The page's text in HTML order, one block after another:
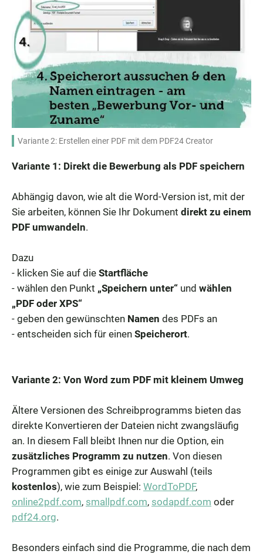
Variante 2: Erstellen einer PDF mit dem PDF24 Creator
Variante 1: Direkt die Bewerbung als PDF speichern
Abhängig davon, wie alt die Word-Version ist, mit der
Sie arbeiten, können Sie Ihr Dokument direkt zu einem
PDF umwandeln.
Dazu
- klicken Sie auf die Startfläche
- wählen den Punkt „Speichern unter“ und wählen
„PDF oder XPS“
- geben den gewünschten Namen des PDFs an
- entscheiden sich für einen Speicherort.
Variante 2: Von Word zum PDF mit kleinem Umweg
Ältere Versionen des Schreibprogramms bieten das
direkte Konvertieren der Dateien nicht zwangsläufig
an. In diesem Fall bleibt Ihnen nur die Option, ein
zusätzliches Programm zu nutzen. Von diesen
Programmen gibt es einige zur Auswahl (teils
kostenlos), wie zum Beispiel: WordToPDF,
online2pdf.com, smallpdf.com, sodapdf.com oder
pdf24.org.
Besonders einfach sind die Programme, die nach dem